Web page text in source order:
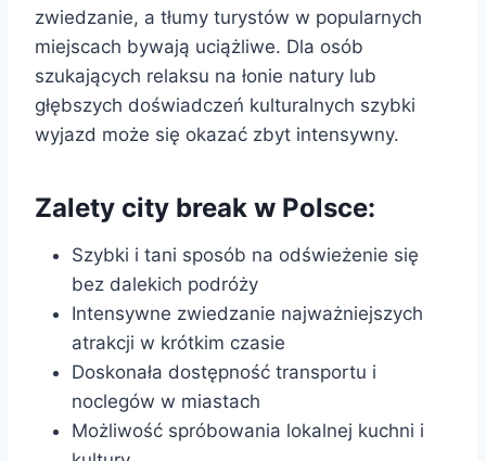
zwiedzanie, a tłumy turystów w popularnych
miejscach bywają uciążliwe. Dla osób
szukających relaksu na łonie natury lub
głębszych doświadczeń kulturalnych szybki
wyjazd może się okazać zbyt intensywny.
Zalety city break w Polsce:
Szybki i tani sposób na odświeżenie się
bez dalekich podróży
Intensywne zwiedzanie najważniejszych
atrakcji w krótkim czasie
Doskonała dostępność transportu i
noclegów w miastach
Możliwość spróbowania lokalnej kuchni i